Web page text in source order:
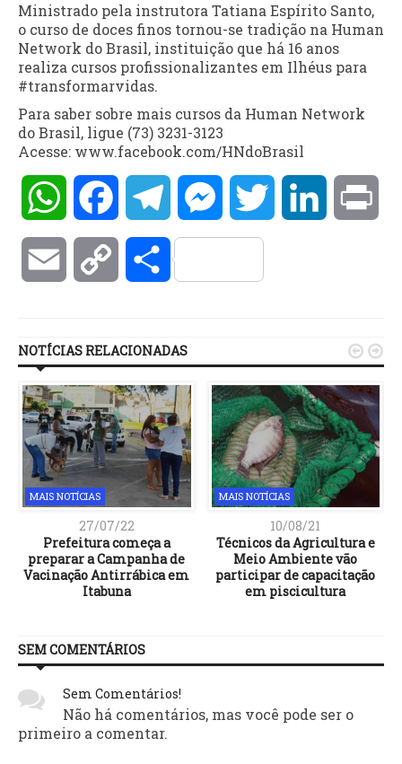
Ministrado pela instrutora Tatiana Espírito Santo,
o curso de doces finos tornou-se tradição na Human
Network do Brasil, instituição que há 16 anos
realiza cursos profissionalizantes em Ilhéus para
#transformarvidas.
Para saber sobre mais cursos da Human Network
do Brasil, ligue (73) 3231-3123
​Acesse: www.facebook.com/HNdoBrasil
WhatsAppFacebookTelegramMessengerTwitter LinkedIn
Email Copy Compartilhar
NOTÍCIAS RELACIONADAS
MAIS NOTÍCIAS
27/07/22
Prefeitura começa a
preparar a Campanha de
Vacinação Antirrábica em
Itabuna
MAIS NOTÍCIAS
10/08/21
Técnicos da Agricultura e
Meio Ambiente vão
participar de capacitação
em piscicultura
 
SEM COMENTÁRIOS
Sem Comentários!
Não há comentários, mas você pode ser o
primeiro a comentar.